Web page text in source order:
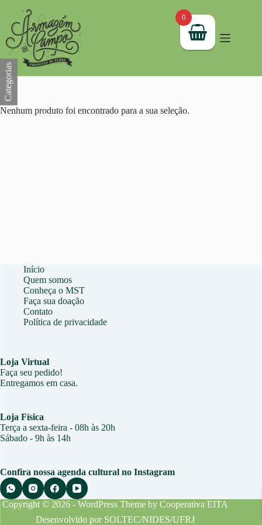
conteúdo
Nenhum produto foi encontrado para a sua seleção.
Início
Quem somos
Conheça o MST
Faça sua doação
Contato
Política de privacidade
Loja Virtual
Faça seu pedido!
Entregamos em casa.
Loja Física
Terça a sexta-feira - 08h às 20h
Sábado - 9h às 14h
Confira nossa agenda cultural no Instagram
Copyright © 2026 - WordPress Theme byCooperativa EITA
Desenvolvido por SOLTEC/NIDES/UFRJ
0
Categorias